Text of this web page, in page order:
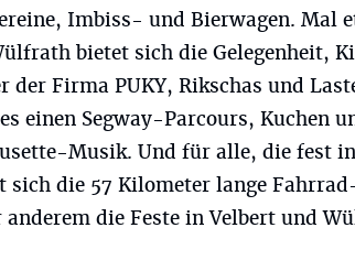
Imbiss- und Bierwagen. Mal
bietet sich die Gelegenheit,
der Firma PUKY, Rikschas und
einen Segway-Parcours, Kuchen
Musik. Und für alle, die fest
sich die 57 Kilometer lange
anderem die Feste in Velbert und